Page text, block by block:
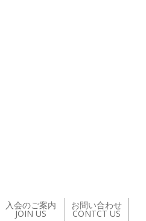
入会のご案内
JOIN US
お問い合わせ
CONTCT US